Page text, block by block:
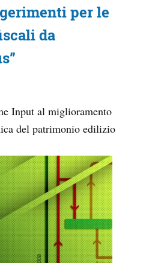
per le
da
Input al miglioramento
del patrimonio edilizio